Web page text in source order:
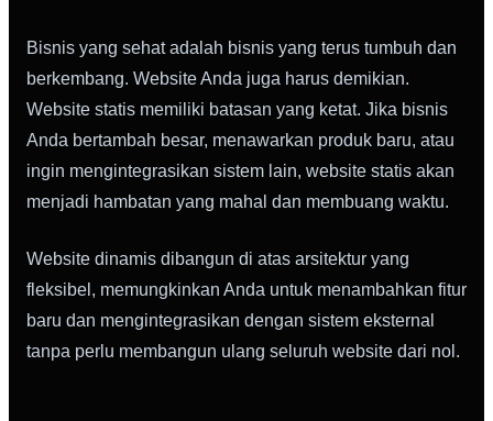
Bisnis yang sehat adalah bisnis yang terus tumbuh dan
berkembang. Website Anda juga harus demikian.
Website statis memiliki batasan yang ketat. Jika bisnis
Anda bertambah besar, menawarkan produk baru, atau
ingin mengintegrasikan sistem lain, website statis akan
menjadi hambatan yang mahal dan membuang waktu.
Website dinamis dibangun di atas arsitektur yang
fleksibel, memungkinkan Anda untuk menambahkan fitur
baru dan mengintegrasikan dengan sistem eksternal
tanpa perlu membangun ulang seluruh website dari nol.